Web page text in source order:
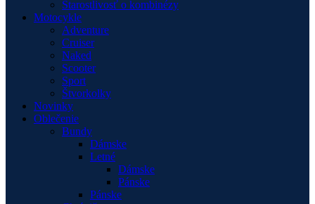
Starostlivosť o kombinézy
Motocykle
Adventure
Cruiser
Naked
Scooter
Sport
Štvorkolky
Novinky
Oblečenie
Bundy
Dámske
Letné
Dámske
Pánske
Pánske